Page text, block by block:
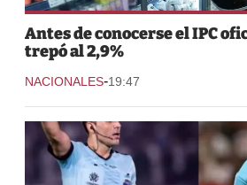
Antes de conocerse el IPC
trepó al 2,9%
NACIONALES-19:47